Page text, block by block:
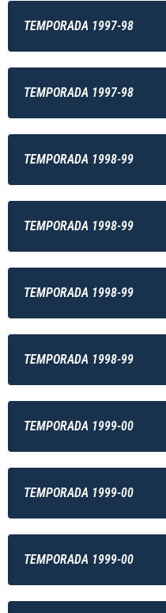
TEMPORADA 1997-98
TEMPORADA 1997-98
TEMPORADA 1998-99
TEMPORADA 1998-99
TEMPORADA 1998-99
TEMPORADA 1998-99
TEMPORADA 1999-00
TEMPORADA 1999-00
TEMPORADA 1999-00